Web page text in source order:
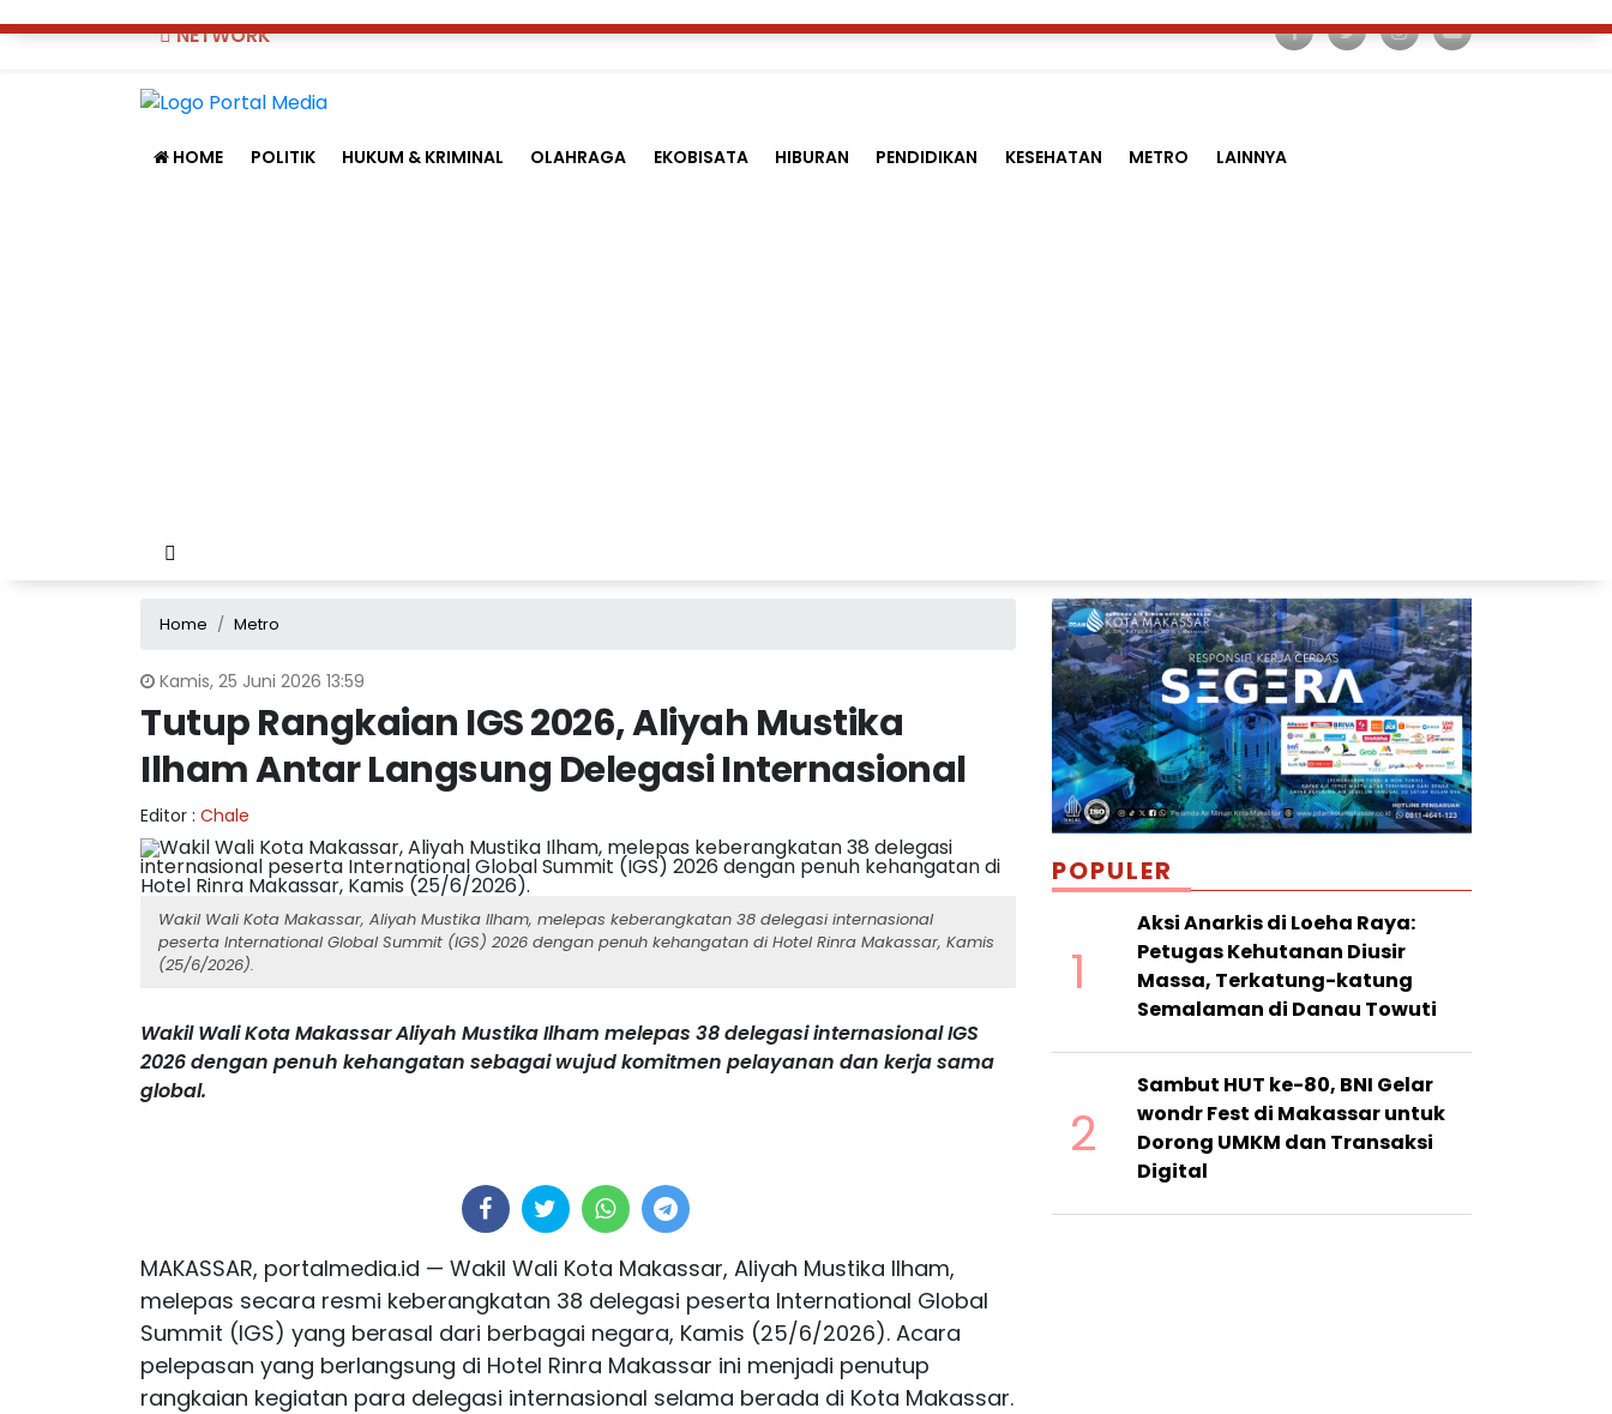
NETWORK
HOME POLITIK HUKUM & KRIMINAL OLAHRAGA EKOBISATA HIBURAN PENDIDIKAN KESEHATAN METRO LAINNYA
Home Metro
Kamis, 25 Juni 2026 13:59
Tutup Rangkaian IGS 2026, Aliyah Mustika
Ilham Antar Langsung Delegasi Internasional
Editor : Chale
Wakil Wali Kota Makassar, Aliyah Mustika Ilham, melepas keberangkatan 38 delegasi internasional
peserta International Global Summit (IGS) 2026 dengan penuh kehangatan di Hotel Rinra Makassar, Kamis
(25/6/2026).
Wakil Wali Kota Makassar Aliyah Mustika Ilham melepas 38 delegasi internasional IGS
2026 dengan penuh kehangatan sebagai wujud komitmen pelayanan dan kerja sama
global.
MAKASSAR, portalmedia.id — Wakil Wali Kota Makassar, Aliyah Mustika Ilham,
melepas secara resmi keberangkatan 38 delegasi peserta International Global
Summit (IGS) yang berasal dari berbagai negara, Kamis (25/6/2026). Acara
pelepasan yang berlangsung di Hotel Rinra Makassar ini menjadi penutup
rangkaian kegiatan para delegasi internasional selama berada di Kota Makassar.
POPULER
1
Aksi Anarkis di Loeha Raya:
Petugas Kehutanan Diusir
Massa, Terkatung-katung
Semalaman di Danau Towuti
2
Sambut HUT ke-80, BNI Gelar
wondr Fest di Makassar untuk
Dorong UMKM dan Transaksi
Digital